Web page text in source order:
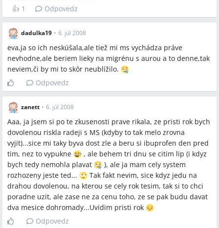
👍 1 Odpovedz
dadulka19 • 6. júl 2008
eva,ja so ich neskúšala,ale tiež mi ms vychádza práve
nevhodne,ale beriem lieky na migrénu s aurou a to denne,tak
neviem,či by mi to skôr neublížilo.
Odpovedz
zanett • 6. júl 2008
Aaa, ja jsem si po te zkusenosti prave rikala, ze pristi rok bych
dovolenou riskla radeji s MS (kdyby to tak melo zrovna
vyjit)...sice mi taky byva dost zle a beru si ibuprofen den pred
tim, nez to vypukne
, ale behem tri dnu se citim lip (i kdyz
bych tedy nemohla plavat
), ale ja mam cely system
rozhozeny jeste ted...
Tak fakt nevim, sice kdyz jedu na
drahou dovolenou, na kterou se cely rok tesim, tak si to chci
poradne uzit, ale zase ne za cenu toho, ze se pak budu davat
dva mesice dohromady...Uvidim pristi rok
Odpovedz